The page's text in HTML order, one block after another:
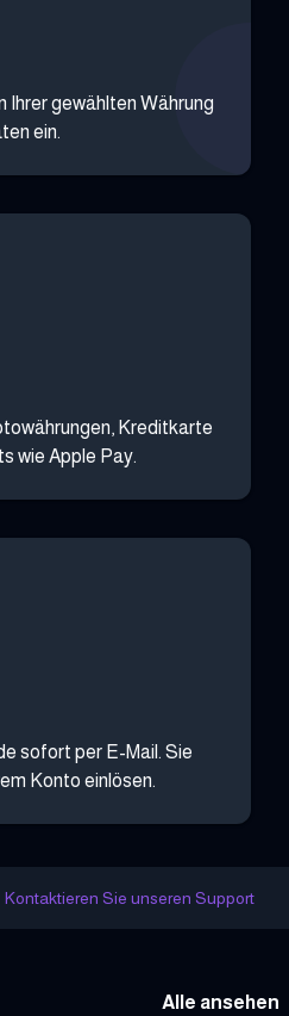
Ihrer gewählten Währung
ein.
Kreditkarte
wie Apple Pay.
sofort per E-Mail. Sie
Konto einlösen.
Kontaktieren Sie unseren Support
Alle ansehen